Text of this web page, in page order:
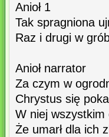
Anioł 1
Tak spragniona
Raz i drugi w
Anioł narrator
Za czym w
Chrystus się
W niej wszystkim
Że umarł dla ich